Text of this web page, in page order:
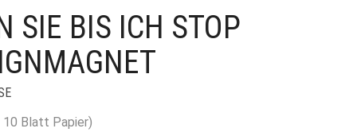
SIE BIS ICH STOP
Blatt Papier)